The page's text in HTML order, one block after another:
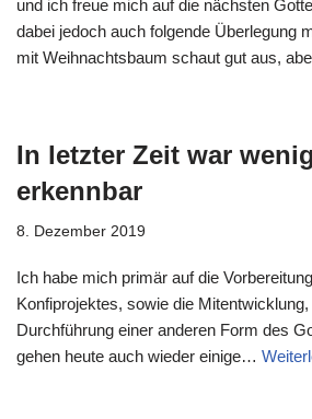
und ich freue mich auf die nächsten
dabei jedoch auch folgende Überlegung
mit Weihnachtsbaum schaut gut aus,
In letzter Zeit war
erkennbar
8. Dezember 2019
Ich habe mich primär auf die
Konfiprojektes, sowie die
Durchführung einer anderen Form des
gehen heute auch wieder einige…